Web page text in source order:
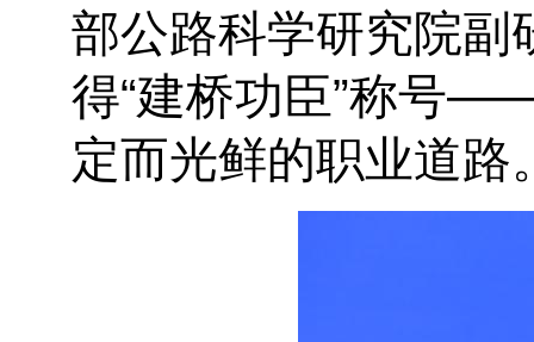
部公路科学研究院副
得“建桥功臣”称号
定而光鲜的职业道路